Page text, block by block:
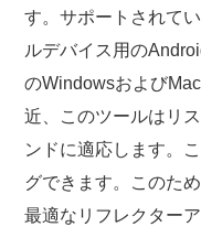
す。サポートされて
ルデバイス用の
のWindowsおよび
近、このツールはリ
ンドに適応します。
グできます。このた
最適なリフレクター